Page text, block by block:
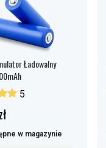
Ładowalny
5
w magazynie